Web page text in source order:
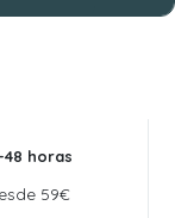
48 horas
59€